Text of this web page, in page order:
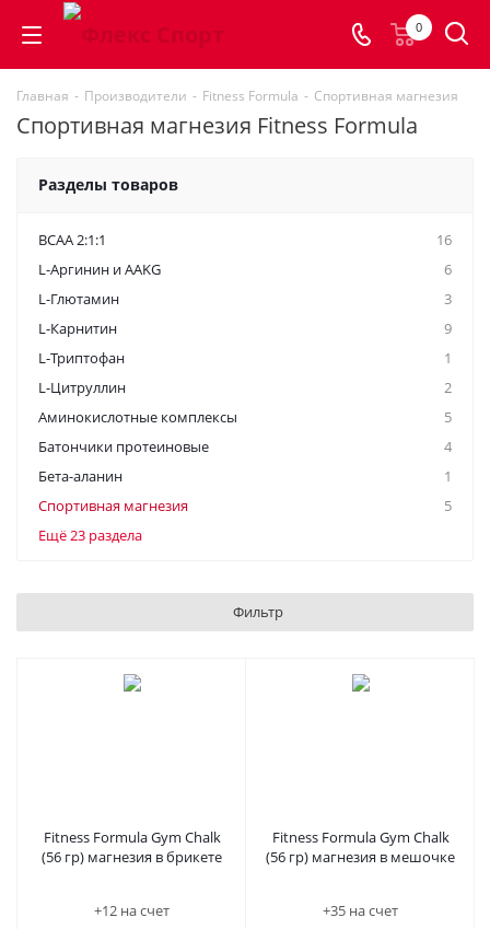
0
Главная - Производители - Fitness Formula - Спортивная магнезия
Спортивная магнезия Fitness Formula
Разделы товаров
BCAA 2:1:1
16
L-Аргинин и AAKG
6
L-Глютамин
3
L-Карнитин
9
L-Триптофан
1
L-Цитруллин
2
Аминокислотные комплексы
5
Батончики протеиновые
4
Бета-аланин
1
Спортивная магнезия
5
Ещё 23 раздела
Фильтр
Fitness Formula Gym Chalk
(56 гр) магнезия в брикете
+12 на счет
Fitness Formula Gym Chalk
(56 гр) магнезия в мешочке
+35 на счет